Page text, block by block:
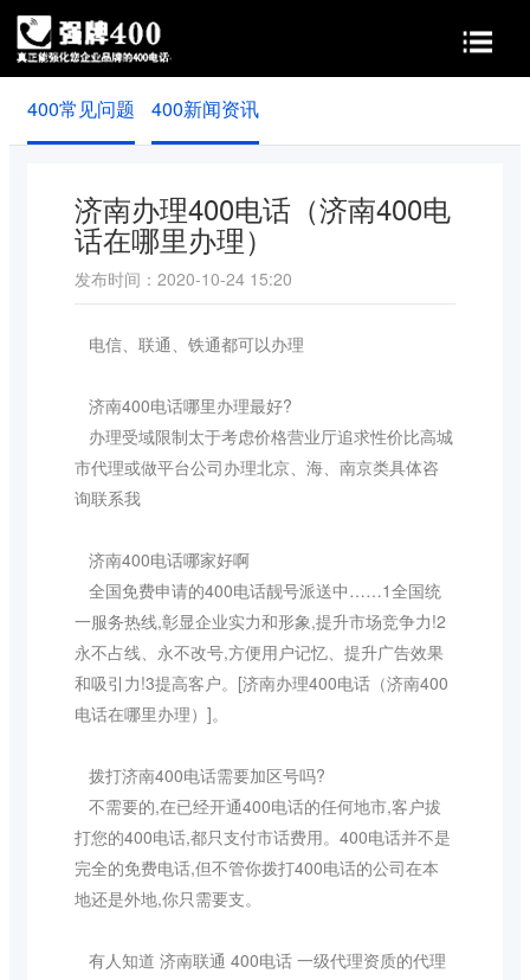
首页 400功能
常见问题
400常见问题 400新闻资讯
济南办理400电话（济南400电
话在哪里办理）
发布时间：2020-10-24 15:20
电信、联通、铁通都可以办理
济南400电话哪里办理最好?
办理受域限制太于考虑价格营业厅追求性价比高城
市代理或做平台公司办理北京、海、南京类具体咨
询联系我
济南400电话哪家好啊
全国免费申请的400电话靓号派送中……1全国统
一服务热线,彰显企业实力和形象,提升市场竞争力!2
永不占线、永不改号,方便用户记忆、提升广告效果
和吸引力!3提高客户。[济南办理400电话（济南400
电话在哪里办理）]。
拨打济南400电话需要加区号吗?
不需要的,在已经开通400电话的任何地市,客户拔
打您的400电话,都只支付市话费用。400电话并不是
完全的免费电话,但不管你拨打400电话的公司在本
地还是外地,你只需要支。
有人知道 济南联通 400电话 一级代理资质的代理